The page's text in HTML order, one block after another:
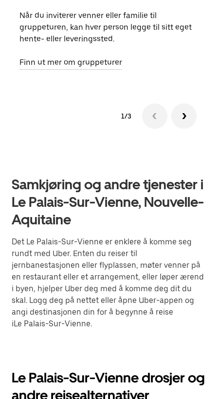
Når du inviterer venner eller familie til
gruppeturen, kan hver person legge til sitt eget
hente- eller leveringssted.
Finn ut mer om gruppeturer
1/3
Samkjøring og andre tjenester i
Le Palais-Sur-Vienne, Nouvelle-
Aquitaine
Det Le Palais-Sur-Vienne er enklere å komme seg
rundt med Uber. Enten du reiser til
jernbanestasjonen eller flyplassen, møter venner på
en restaurant eller et arrangement, eller løper ærend
i byen, hjelper Uber deg med å komme deg dit du
skal. Logg deg på nettet eller åpne Uber-appen og
angi destinasjonen din for å begynne å reise
iLe Palais-Sur-Vienne.
Le Palais-Sur-Vienne drosjer og
andre reisealternativer